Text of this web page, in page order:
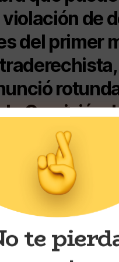
de
del primer
Comisión,
La
con
prohibir
en las
las
y en las
te